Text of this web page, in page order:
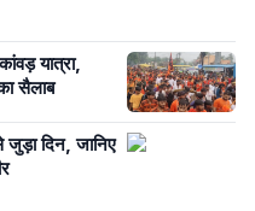
यात्रा,
सैलाब
दिन, जानिए